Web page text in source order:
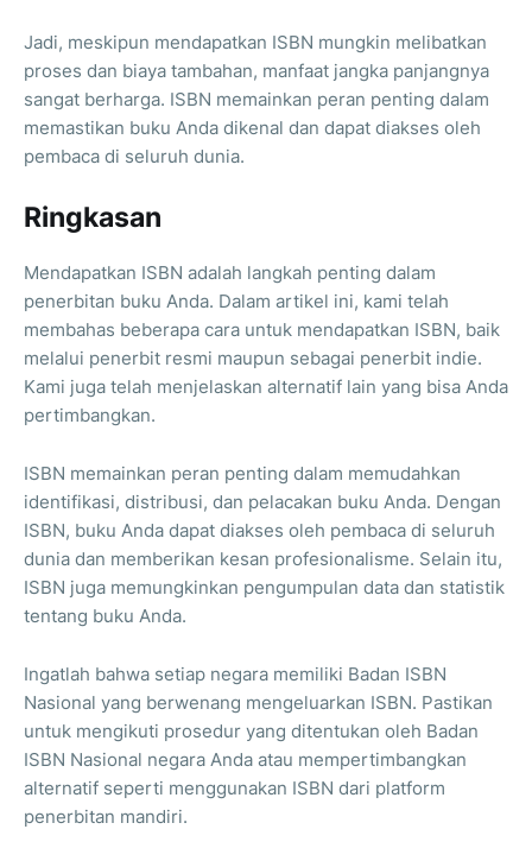
Jadi, meskipun mendapatkan ISBN mungkin melibatkan
proses dan biaya tambahan, manfaat jangka panjangnya
sangat berharga. ISBN memainkan peran penting dalam
memastikan buku Anda dikenal dan dapat diakses oleh
pembaca di seluruh dunia.
Ringkasan
Mendapatkan ISBN adalah langkah penting dalam
penerbitan buku Anda. Dalam artikel ini, kami telah
membahas beberapa cara untuk mendapatkan ISBN, baik
melalui penerbit resmi maupun sebagai penerbit indie.
Kami juga telah menjelaskan alternatif lain yang bisa Anda
pertimbangkan.
ISBN memainkan peran penting dalam memudahkan
identifikasi, distribusi, dan pelacakan buku Anda. Dengan
ISBN, buku Anda dapat diakses oleh pembaca di seluruh
dunia dan memberikan kesan profesionalisme. Selain itu,
ISBN juga memungkinkan pengumpulan data dan statistik
tentang buku Anda.
Ingatlah bahwa setiap negara memiliki Badan ISBN
Nasional yang berwenang mengeluarkan ISBN. Pastikan
untuk mengikuti prosedur yang ditentukan oleh Badan
ISBN Nasional negara Anda atau mempertimbangkan
alternatif seperti menggunakan ISBN dari platform
penerbitan mandiri.